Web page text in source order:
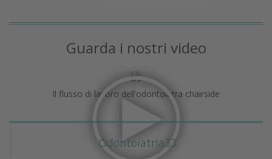
Guarda i nostri video
Il flusso di lavoro dell’odontoiatra chairside
Odontoiatria33